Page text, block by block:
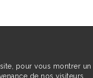
pour vous montrer un
de nos visiteurs.